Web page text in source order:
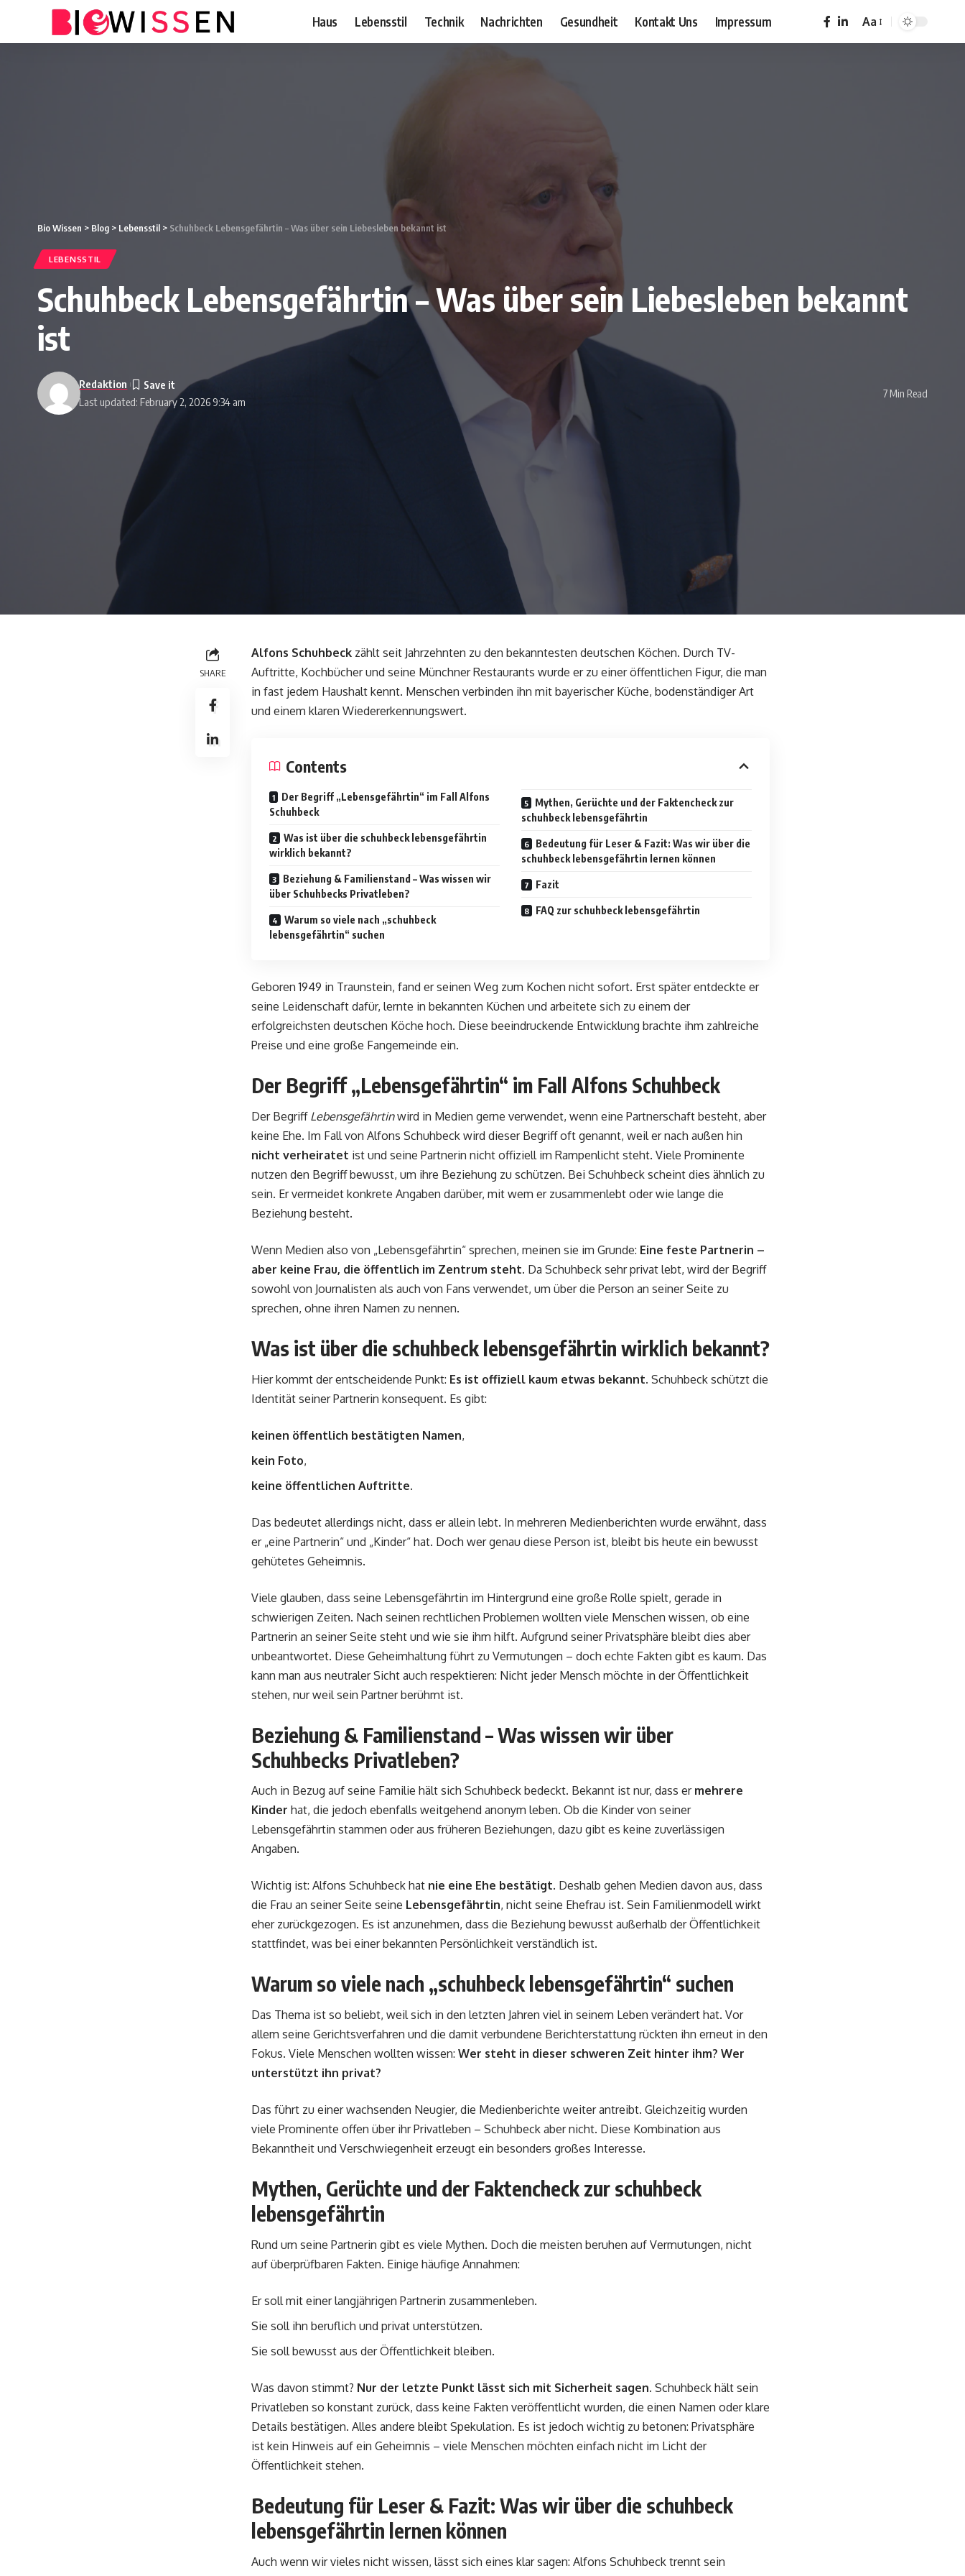
Haus Lebensstil Technik Nachrichten Gesundheit Kontakt Uns Impressum
Font
Aa
Bio Wissen > Blog > Lebensstil > Schuhbeck Lebensgefährtin – Was über sein Liebesleben bekannt ist
LEBENSSTIL
Schuhbeck Lebensgefährtin – Was über sein Liebesleben bekannt
ist
Last updated: February 2, 2026 9:34 am
Redaktion
7 Min Read
SHARE
Alfons Schuhbeck zählt seit Jahrzehnten zu den bekanntesten deutschen Köchen. Durch TV-
Auftritte, Kochbücher und seine Münchner Restaurants wurde er zu einer öffentlichen Figur, die man
in fast jedem Haushalt kennt. Menschen verbinden ihn mit bayerischer Küche, bodenständiger Art
und einem klaren Wiedererkennungswert.
Contents
Der Begriff „Lebensgefährtin“ im Fall Alfons
Schuhbeck
Was ist über die schuhbeck lebensgefährtin
wirklich bekannt?
Beziehung & Familienstand – Was wissen wir
über Schuhbecks Privatleben?
Warum so viele nach „schuhbeck
lebensgefährtin“ suchen
Mythen, Gerüchte und der Faktencheck zur
schuhbeck lebensgefährtin
Bedeutung für Leser & Fazit: Was wir über die
schuhbeck lebensgefährtin lernen können
Fazit
FAQ zur schuhbeck lebensgefährtin
Geboren 1949 in Traunstein, fand er seinen Weg zum Kochen nicht sofort. Erst später entdeckte er
seine Leidenschaft dafür, lernte in bekannten Küchen und arbeitete sich zu einem der
erfolgreichsten deutschen Köche hoch. Diese beeindruckende Entwicklung brachte ihm zahlreiche
Preise und eine große Fangemeinde ein.
Der Begriff „Lebensgefährtin“ im Fall Alfons Schuhbeck
Der Begriff Lebensgefährtinwird in Medien gerne verwendet, wenn eine Partnerschaft besteht, aber
keine Ehe. Im Fall von Alfons Schuhbeck wird dieser Begriff oft genannt, weil er nach außen hin
nicht verheiratet ist und seine Partnerin nicht offiziell im Rampenlicht steht. Viele Prominente
nutzen den Begriff bewusst, um ihre Beziehung zu schützen. Bei Schuhbeck scheint dies ähnlich zu
sein. Er vermeidet konkrete Angaben darüber, mit wem er zusammenlebt oder wie lange die
Beziehung besteht.
Wenn Medien also von „Lebensgefährtin“ sprechen, meinen sie im Grunde: Eine feste Partnerin –
aber keine Frau, die öffentlich im Zentrum steht. Da Schuhbeck sehr privat lebt, wird der Begriff
sowohl von Journalisten als auch von Fans verwendet, um über die Person an seiner Seite zu
sprechen, ohne ihren Namen zu nennen.
Was ist über die schuhbeck lebensgefährtin wirklich bekannt?
Hier kommt der entscheidende Punkt: Es ist offiziell kaum etwas bekannt. Schuhbeck schützt die
Identität seiner Partnerin konsequent. Es gibt:
keinen öffentlich bestätigten Namen,
kein Foto,
keine öffentlichen Auftritte.
Das bedeutet allerdings nicht, dass er allein lebt. In mehreren Medienberichten wurde erwähnt, dass
er „eine Partnerin“ und „Kinder“ hat. Doch wer genau diese Person ist, bleibt bis heute ein bewusst
gehütetes Geheimnis.
Viele glauben, dass seine Lebensgefährtin im Hintergrund eine große Rolle spielt, gerade in
schwierigen Zeiten. Nach seinen rechtlichen Problemen wollten viele Menschen wissen, ob eine
Partnerin an seiner Seite steht und wie sie ihm hilft. Aufgrund seiner Privatsphäre bleibt dies aber
unbeantwortet. Diese Geheimhaltung führt zu Vermutungen – doch echte Fakten gibt es kaum. Das
kann man aus neutraler Sicht auch respektieren: Nicht jeder Mensch möchte in der Öffentlichkeit
stehen, nur weil sein Partner berühmt ist.
Beziehung & Familienstand – Was wissen wir über
Schuhbecks Privatleben?
Auch in Bezug auf seine Familie hält sich Schuhbeck bedeckt. Bekannt ist nur, dass er mehrere
Kinder hat, die jedoch ebenfalls weitgehend anonym leben. Ob die Kinder von seiner
Lebensgefährtin stammen oder aus früheren Beziehungen, dazu gibt es keine zuverlässigen
Angaben.
Wichtig ist: Alfons Schuhbeck hat nie eine Ehe bestätigt. Deshalb gehen Medien davon aus, dass
die Frau an seiner Seite seine Lebensgefährtin, nicht seine Ehefrau ist. Sein Familienmodell wirkt
eher zurückgezogen. Es ist anzunehmen, dass die Beziehung bewusst außerhalb der Öffentlichkeit
stattfindet, was bei einer bekannten Persönlichkeit verständlich ist.
Warum so viele nach „schuhbeck lebensgefährtin“ suchen
Das Thema ist so beliebt, weil sich in den letzten Jahren viel in seinem Leben verändert hat. Vor
allem seine Gerichtsverfahren und die damit verbundene Berichterstattung rückten ihn erneut in den
Fokus. Viele Menschen wollten wissen: Wer steht in dieser schweren Zeit hinter ihm? Wer
unterstützt ihn privat?
Das führt zu einer wachsenden Neugier, die Medienberichte weiter antreibt. Gleichzeitig wurden
viele Prominente offen über ihr Privatleben – Schuhbeck aber nicht. Diese Kombination aus
Bekanntheit und Verschwiegenheit erzeugt ein besonders großes Interesse.
Mythen, Gerüchte und der Faktencheck zur schuhbeck
lebensgefährtin
Rund um seine Partnerin gibt es viele Mythen. Doch die meisten beruhen auf Vermutungen, nicht
auf überprüfbaren Fakten. Einige häufige Annahmen:
Er soll mit einer langjährigen Partnerin zusammenleben.
Sie soll ihn beruflich und privat unterstützen.
Sie soll bewusst aus der Öffentlichkeit bleiben.
Was davon stimmt? Nur der letzte Punkt lässt sich mit Sicherheit sagen. Schuhbeck hält sein
Privatleben so konstant zurück, dass keine Fakten veröffentlicht wurden, die einen Namen oder klare
Details bestätigen. Alles andere bleibt Spekulation. Es ist jedoch wichtig zu betonen: Privatsphäre
ist kein Hinweis auf ein Geheimnis – viele Menschen möchten einfach nicht im Licht der
Öffentlichkeit stehen.
Bedeutung für Leser & Fazit: Was wir über die schuhbeck
lebensgefährtin lernen können
Auch wenn wir vieles nicht wissen, lässt sich eines klar sagen: Alfons Schuhbeck trennt sein